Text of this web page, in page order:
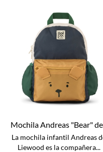
Mochila Andreas "Bear"
La mochila infantil Andreas
Liewood es la compañera...